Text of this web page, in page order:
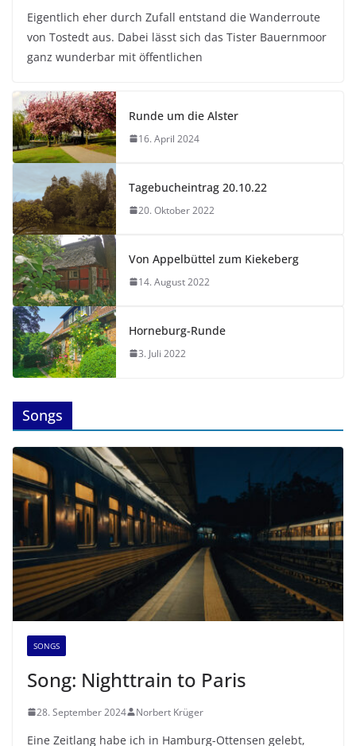
Eigentlich eher durch Zufall entstand die Wanderroute
von Tostedt aus. Dabei lässt sich das Tister Bauernmoor
ganz wunderbar mit öffentlichen
Runde um die Alster
16. April 2024
Tagebucheintrag 20.10.22
20. Oktober 2022
Von Appelbüttel zum Kiekeberg
14. August 2022
Horneburg-Runde
3. Juli 2022
Songs
SONGS
Song: Nighttrain to Paris
28. September 2024 Norbert Krüger
Eine Zeitlang habe ich in Hamburg-Ottensen gelebt,